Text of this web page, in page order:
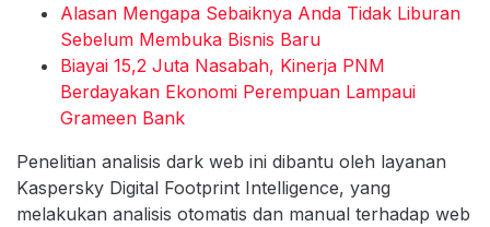
Alasan Mengapa Sebaiknya Anda Tidak Liburan
Sebelum Membuka Bisnis Baru
Biayai 15,2 Juta Nasabah, Kinerja PNM
Berdayakan Ekonomi Perempuan Lampaui
Grameen Bank
Penelitian analisis dark web ini dibantu oleh layanan
Kaspersky Digital Footprint Intelligence, yang
melakukan analisis otomatis dan manual terhadap web